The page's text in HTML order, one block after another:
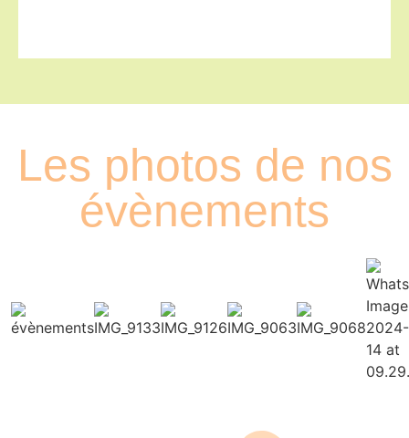
Les photos de nos
évènements